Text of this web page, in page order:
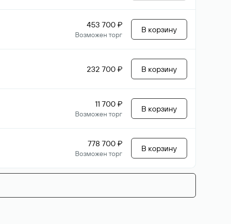
453 700 ₽
Возможен торг
В корзину
232 700 ₽ В корзину
11 700 ₽
Возможен торг
В корзину
778 700 ₽
Возможен торг
В корзину